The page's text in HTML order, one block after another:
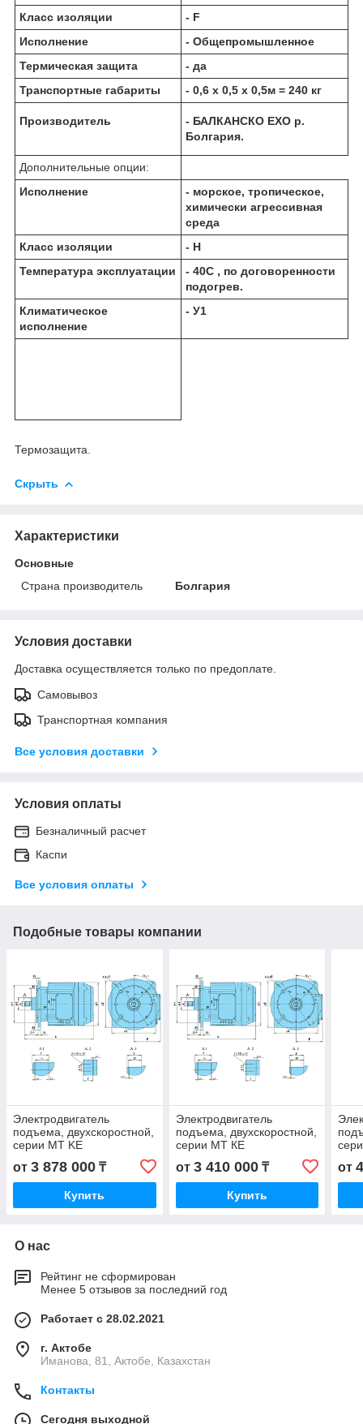
Класс изоляции
- F
Исполнение
- Общепромышленное
Термическая защита
- да
Транспортные габариты
- 0,6 х 0,5 х 0,5м = 240 кг
Производитель
- БАЛКАНCКО ЕХО р.
Болгария.
Дополнительные опции:
Исполнение
- морское, тропическое,
химически агрессивная
среда
Класс изоляции
- Н
Температура эксплуатации
- 40С , по договоренности
подогрев.
Климатическое
исполнение
- У1
Термозащита.
Скрыть
Характеристики
Основные
Страна производитель
Болгария
Условия доставки
Доставка осуществляется только по предоплате.
Самовывоз
Транспортная компания
Все условия доставки
Условия оплаты
Безналичный расчет
Каспи
Все условия оплаты
Подобные товары компании
Электродвигатель
подъема, двухскоростной,
серии MT KE
3517A24/6ТР1 KE
3517A24/6TP1 K
3517A24/6ТР1 K
от 3 878 000 ₸
Купить
Электродвигатель
подъема, двухскоростной,
серии MT КЕ
3517А24/4ТР1 KE
3517A24/4TP1 К
3517А24/4ТР1 K
от 3 410 000₸
Купить
K
от
О нас
Рейтинг не сформирован
Менее 5 отзывов за последний год
Работает с 28.02.2021
г. Актобе
Иманова, 81, Актобе, Казахстан
Контакты
Сегодня выходной